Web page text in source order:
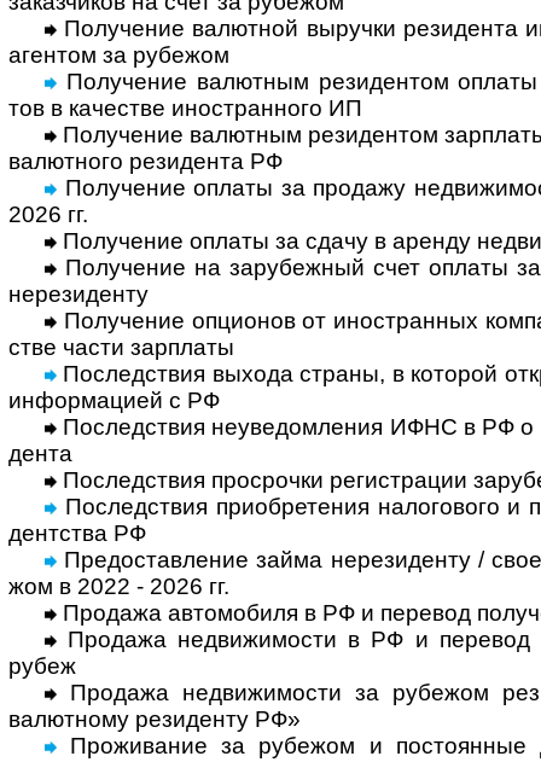
Получение валютной выручки резидента
аген­том за рубежом
Получение валютным резидентом
тов в каче­стве ино­стран­ного ИП
Получение валютным резидентом
валют­ного рези­дента РФ
Получение оплаты за продажу
2026 гг.
Получение оплаты за сдачу в аренду
Получение на зарубежный счет оплаты
нере­зи­денту
Получение опционов от иностранных
стве части зар­платы
Последствия выхода страны, в которой
инфор­ма­цией с РФ
Последствия неуведомления ИФНС в РФ о
дента
Последствия просрочки регистрации
Последствия приобретения нало­гового и
дент­ства РФ
Предоставление займа нерезиденту /
жом в 2022 - 2026 гг.
Продажа автомобиля в РФ и перевод
Продажа недвижимости в РФ и перевод
рубеж
Продажа недвижимости за рубежом
валют­ному рези­денту РФ»
Проживание за рубежом и постоянные